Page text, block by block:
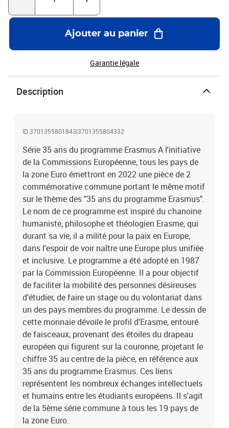
ans du programme Erasmus. Ces liens représentent les nombreux
échanges intellectuels et humains entre les étudiants européens. Il
s'agit de la 5ème série commune à tous les 19 pays de la zone
Ajouter au panier
Garantie légale
Description
ID 3701355801843|3701355804332
Série 35 ans du programme Erasmus A l'initiative
de la Commissions Européenne, tous les pays de
la zone Euro émettront en 2022 une pièce de 2
commémorative commune portant le même motif
sur le thème des "35 ans du programme Erasmus".
Le nom de ce programme est inspiré du chanoine
humaniste, philosophe et théologien Erasme, qui
durant sa vie, il a milité pour la paix en Europe,
dans l'espoir de voir naître une Europe plus unifiée
et inclusive. Le programme a été adopté en 1987
par la Commission Européenne. Il a pour objectif
de faciliter la mobilité des personnes désireuses
d'étudier, de faire un stage ou du volontariat dans
un des pays membres du programme. Le dessin de
cette monnaie dévoile le profil d'Erasme, entouré
de faisceaux, provenant des étoiles du drapeau
européen qui figurent sur la couronne, projetant le
chiffre 35 au centre de la pièce, en référence aux
35 ans du programme Erasmus. Ces liens
représentent les nombreux échanges intellectuels
et humains entre les étudiants européens. Il s'agit
de la 5ème série commune à tous les 19 pays de
la zone Euro.